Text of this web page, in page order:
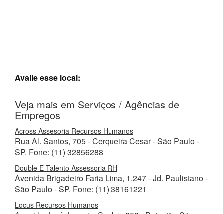
Avalie esse local:
Veja mais em Serviços / Agências de
Empregos
Across Assesoria Recursos Humanos
Rua Al. Santos, 705 - Cerqueira Cesar - São Paulo -
SP. Fone: (11) 32856288
Double E Talento Assessoria RH
Avenida Brigadeiro Faria Lima, 1.247 - Jd. Paulistano -
São Paulo - SP. Fone: (11) 38161221
Locus Recursos Humanos